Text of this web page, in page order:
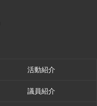
活動紹介
議員紹介